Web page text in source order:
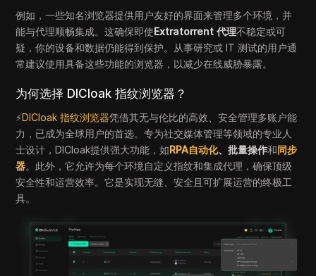
例如，一些知名浏览器提供用户友好的界面来管理多个环境，并
能与代理顺畅集成。这确保即使Extratorrent 代理不稳定或可
疑，你的设备和数据仍能得到保护。从事研究或 IT 测试的用户通
常建议使用具备这些功能的浏览器，以减少在线威胁暴露。
为何选择 DICloak 指纹浏览器？
⚡DICloak 指纹浏览器凭借其无与伦比的高效、安全管理多账户能
力，已成为全球用户的首选。专为社交媒体管理等领域的专业人
士设计，DICloak提供强大功能，如RPA自动化、批量操作和同步
器。此外，它允许为每个环境自定义指纹和集成代理，确保顶级
安全性和运营效率。它是实现无缝、安全且可扩展运营的终极工
具。